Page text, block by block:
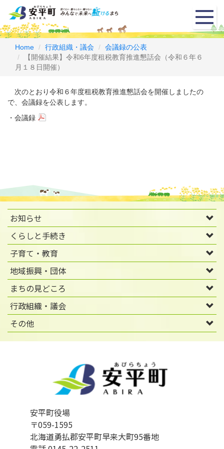
メ
ニ
ュ
Home 行政組織・議会
会議録の公表
【開催結果】令和6年度租税教育推進懇話会（令和６年６
月１８日開催）
次のとおり令和６年度租税教育推進懇話会を開催しましたの
で、会議録を公表します。
・ 会議録
お知らせ
くらしと手続き
子育て・教育
地域振興・団体
まちの見どころ
行政組織・議会
その他
安平町役場
〒059-1595
北海道勇払郡安平町早来大町95番地